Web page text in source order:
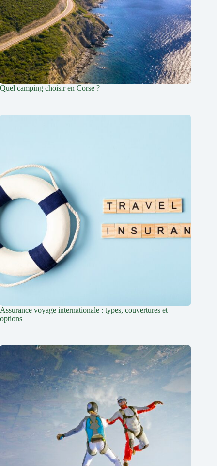
Quel camping choisir en Corse ?
Assurance voyage internationale : types, couvertures et
options